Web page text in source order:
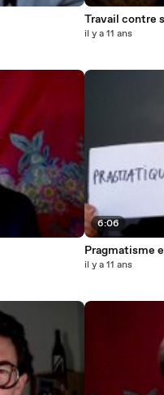
Travail contre
il y a 11 ans
6:06
Pragmatisme
il y a 11 ans